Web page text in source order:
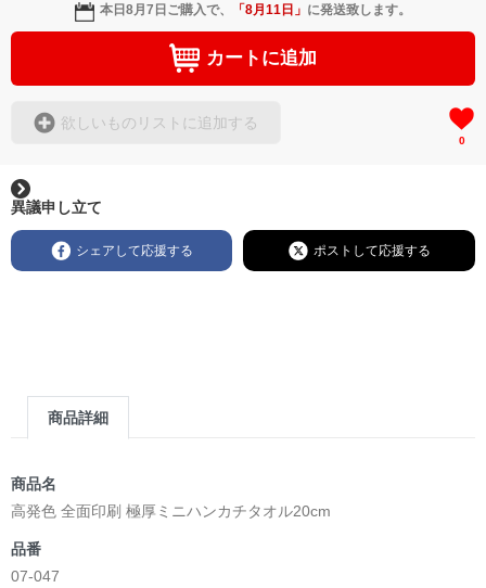
本日8月7日 ご購入で、 「8月11日 」 に発送致します。
カートに追加
欲しいものリストに追加する
0
異議申し立て
シェアして応援する ポストして応援する
商品詳細
商品名
高発色 全面印刷 極厚ミニハンカチタオル20cm
品番
07-047